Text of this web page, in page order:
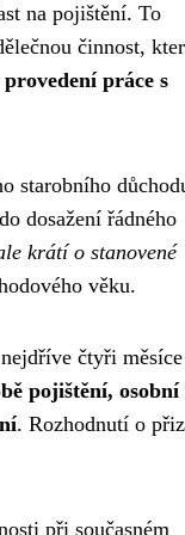
na pojištění. To
činnost,
práce s
starobního
dosažení řádného
krátí o stanovené
věku.
čtyři
pojištění, osobní
. Rozhodnutí o
při současném